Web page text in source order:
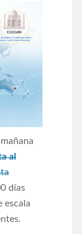
al
días
escala